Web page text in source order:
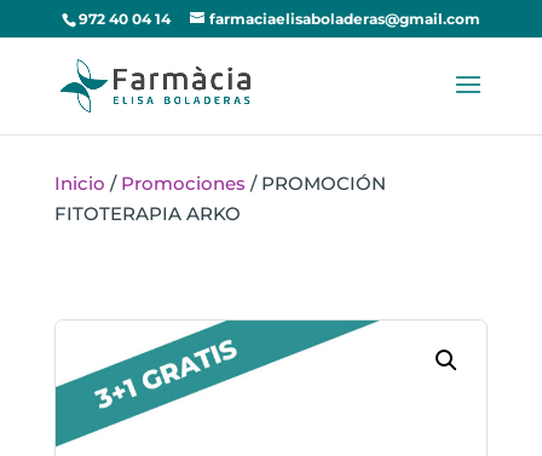
972 40 04 14 farmaciaelisaboladeras@gmail.com
Inicio / Promociones / PROMOCIÓN
FITOTERAPIA ARKO